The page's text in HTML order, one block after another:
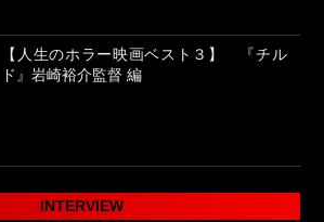
【人生のホラー映画ベスト３】 『チル
ド』岩崎裕介監督 編
INTERVIEW